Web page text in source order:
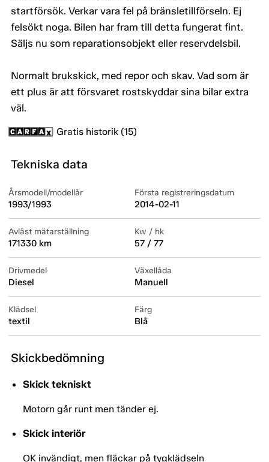
startförsök. Verkar vara fel på bränsletillförseln. Ej
felsökt noga. Bilen har fram till detta fungerat fint.
Säljs nu som reparationsobjekt eller reservdelsbil.
Normalt brukskick, med repor och skav. Vad som är
ett plus är att försvaret rostskyddar sina bilar extra
väl.
Gratis historik (15)
Tekniska data
Årsmodell/modellår
1993/1993
Första registreringsdatum
2014-02-11
Avläst mätarställning
171330 km
Kw / hk
57 / 77
Drivmedel
Diesel
Växellåda
Manuell
Klädsel
textil
Färg
Blå
Skickbedömning
Skick tekniskt
Motorn går runt men tänder ej.
Skick interiör
OK invändigt, men fläckar på tygklädseln